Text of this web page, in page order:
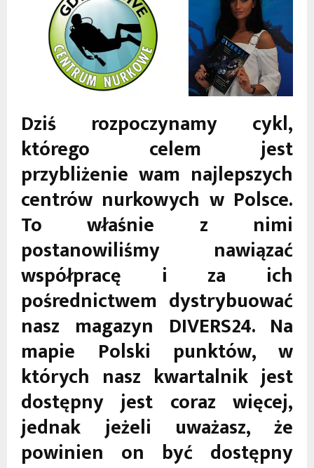
Dziś rozpoczynamy cykl,
którego celem jest
przybliżenie wam najlepszych
centrów nurkowych w Polsce.
To właśnie z nimi
postanowiliśmy nawiązać
współpracę i za ich
pośrednictwem dystrybuować
nasz magazyn DIVERS24. Na
mapie Polski punktów, w
których nasz kwartalnik jest
dostępny jest coraz więcej,
jednak jeżeli uważasz, że
powinien on być dostępny